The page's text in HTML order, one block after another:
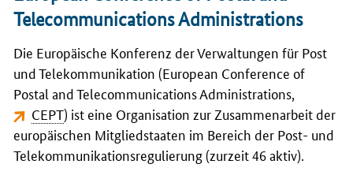
Telecommunications Administrations
Die Europäische Konferenz der Verwaltungen für Post
und Telekommunikation (European Conference of
Postal and Telecommunications Administrations,
CEPT) ist eine Organisation zur Zusammenarbeit der
europäischen Mitgliedstaaten im Bereich der Post- und
Telekommunikationsregulierung (zurzeit 46 aktiv).